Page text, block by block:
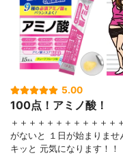
5.00
100点！アミノ酸！
＋＋＋＋＋＋＋＋＋＋＋＋
がないと １日が始まりま
キッと 元気になります！